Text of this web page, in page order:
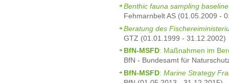
Benthic fauna sampling baseline
Fehmarnbelt AS (01.05.2009 -
Beratung des
GTZ (01.01.1999 - 31.12.2002)
BfN-MSFD: Maßnahmen im
BfN - Bundesamt für
BfN-MSFD: Marine Strategy